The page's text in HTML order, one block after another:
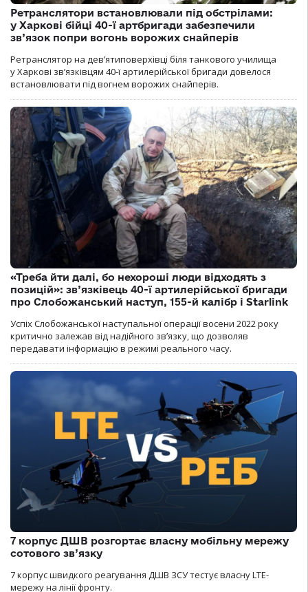
Ретранслятори встановлювали під обстрілами:
у Харкові бійці 40-ї артбригади забезпечили
зв’язок попри вогонь ворожих снайперів
Ретранслятор на дев’ятиповерхівці біля танкового училища
у Харкові зв’язківцям 40-ї артилерійської бригади довелося
встановлювати під вогнем ворожих снайперів.
«Треба йти далі, бо нехороші люди відходять з
позицій»: зв’язківець 40-ї артилерійської бригади
про Слобожанський наступ, 155-й калібр і Starlink
Успіх Слобожанської наступальної операції восени 2022 року
критично залежав від надійного зв’язку, що дозволяв
передавати інформацію в режимі реального часу.
7 корпус ДШВ розгортає власну мобільну мережу
сотового зв’язку
7 корпус швидкого реагування ДШВ ЗСУ тестує власну LTE-
мережу на лінії фронту.